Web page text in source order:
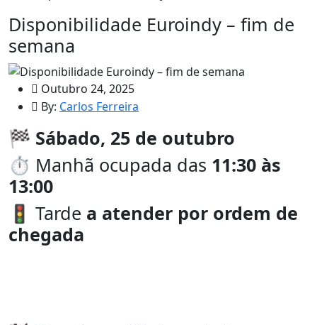
Disponibilidade Euroindy – fim de
semana
Outubro 24, 2025
By: Carlos Ferreira
🏁 Sábado, 25 de outubro
⏱️ Manhã ocupada das 11:30 às
13:00
🚦 Tarde a atender por ordem de
chegada